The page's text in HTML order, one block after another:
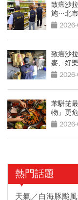
致癌沙
施…北市
致癌沙
麥、好
苯駢芘
物」更
熱門話題
天氣／白海豚颱